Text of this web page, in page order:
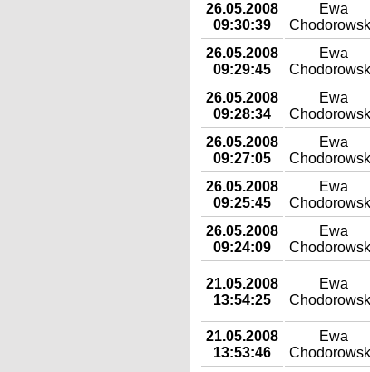
26.05.2008
09:30:39
Ewa
26.05.2008
09:29:45
Ewa
26.05.2008
09:28:34
Ewa
26.05.2008
09:27:05
Ewa
26.05.2008
09:25:45
Ewa
26.05.2008
09:24:09
Ewa
21.05.2008
13:54:25
Ewa
21.05.2008
13:53:46
Ewa